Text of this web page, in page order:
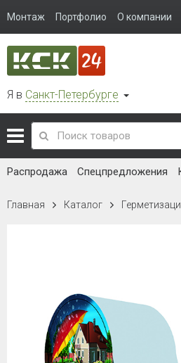
Монтаж Портфолио О компании
Я в Санкт-Петербурге
Распродажа Спецпредложения
Главная Каталог